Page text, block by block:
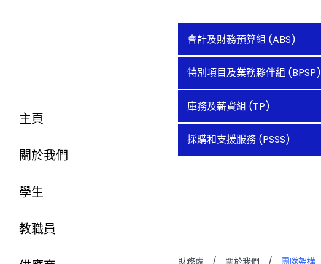
主頁
關於我們
學生
教職員
會計及財務預算組 (ABS)
特別項目及業務夥伴組 (BPSP)
庫務及薪資組 (TP)
採購和支援服務 (PSSS)
財務處 / 關於我們 / 團隊架構